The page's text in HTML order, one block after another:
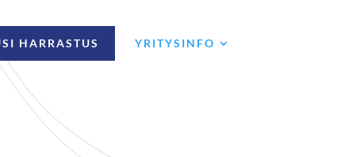
HARRASTUS YRITYSINFO